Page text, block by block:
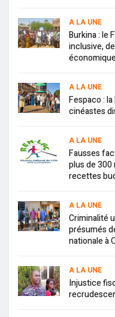
A LA UNE
Burkina : le
inclusive,
A LA UNE
Fespaco :
cinéastes
A LA UNE
Fausses
plus de 300
recettes
A LA UNE
Criminalité
présumés
nationale à
A LA UNE
Injustice